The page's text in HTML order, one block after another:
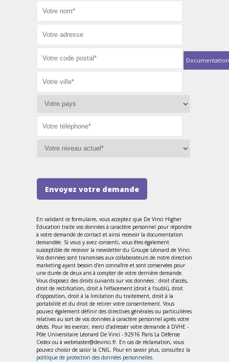
Documentation
Envoyez votre demande
En validant ce formulaire, vous acceptez que De Vinci Higher
Education traite vos données à caractère personnel pour répondre
à votre demande de contact et ainsi recevoir la documentation
demandée. Si vous y avez consenti, vous êtes également
susceptible de recevoir la newsletter du Groupe Léonard de Vinci.
Vos données sont transmises aux collaborateurs de notre direction
marketing ayant besoin d’en connaître et sont conservées pour
une durée de deux ans à compter de votre dernière demande.
Vous disposez des droits suivants sur vos données : droit d’accès,
droit de rectification, droit à l’effacement (droit à l’oubli), droit
d’opposition, droit à la limitation du traitement, droit à la
portabilité et du droit de retirer votre consentement. Vous
pouvez également définir des directives générales ou particulières
relatives au sort de vos données à caractère personnel après votre
décès. Pour les exercer, merci d’adresser votre demande à DVHE -
Pôle Universitaire Léonard De Vinci - 92916 Paris La Défense
Cedex ou à webmaster@devinci.fr. En cas de réclamation, vous
pouvez choisir de saisir la CNIL. Pour en savoir plus, consultez la
politique de protection des données personnelles.